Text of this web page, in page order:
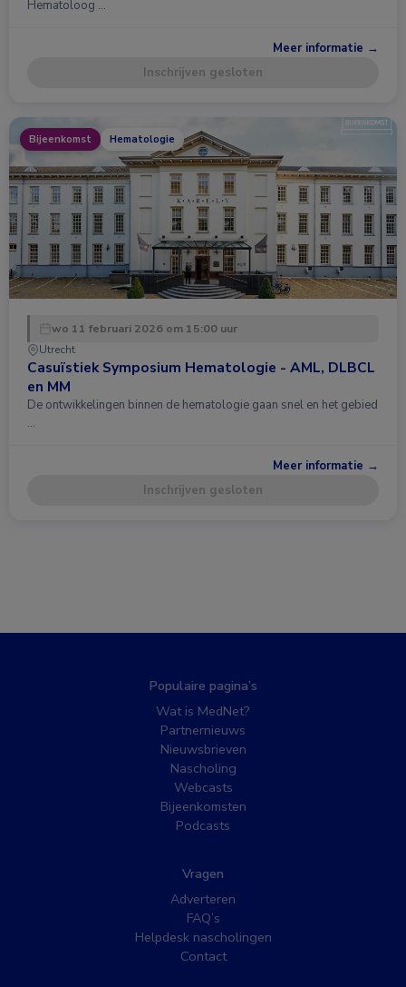
Hematoloog …
Meer informatie →
Inschrijven gesloten
Bijeenkomst Hematologie
wo 11 februari 2026 om 15:00 uur
Utrecht
Casuïstiek Symposium Hematologie - AML, DLBCL
en MM
De ontwikkelingen binnen de hematologie gaan snel en het gebied
…
Meer informatie →
Inschrijven gesloten
Populaire pagina’s
Wat is MedNet?
Partnernieuws
Nieuwsbrieven
Nascholing
Webcasts
Bijeenkomsten
Podcasts
Vragen
Adverteren
FAQ’s
Helpdesk nascholingen
Contact